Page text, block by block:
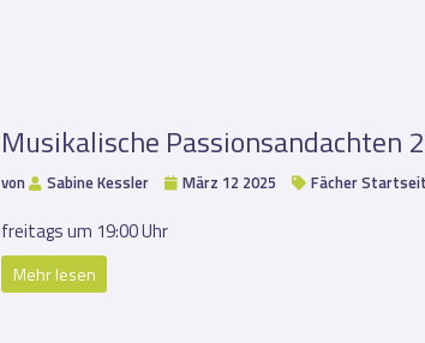
Musikalische Passionsandachten
von Sabine Kessler März 12 2025 Fächer
freitags um 19:00 Uhr
Mehr lesen